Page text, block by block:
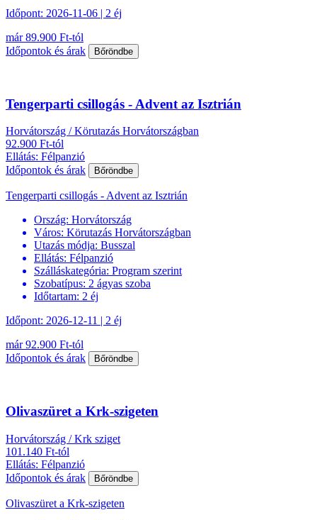
Időpont: 2026-11-06 | 2 éj
már 89.900 Ft-tól
Időpontok és árak
Bőröndbe
Tengerparti csillogás - Advent az Isztrián
Horvátország / Körutazás Horvátországban
92.900 Ft-tól
Ellátás: Félpanzió
Időpontok és árak
Bőröndbe
Tengerparti csillogás - Advent az Isztrián
Ország: Horvátország
Város: Körutazás Horvátországban
Utazás módja: Busszal
Ellátás: Félpanzió
Szálláskategória: Program szerint
Szobatípus: 2 ágyas szoba
Időtartam: 2 éj
Időpont: 2026-12-11 | 2 éj
már 92.900 Ft-tól
Időpontok és árak
Bőröndbe
Olivaszüret a Krk-szigeten
Horvátország / Krk sziget
101.140 Ft-tól
Ellátás: Félpanzió
Időpontok és árak
Bőröndbe
Olivaszüret a Krk-szigeten